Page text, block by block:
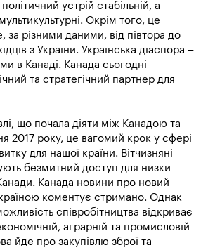
устрій стабільній, а
Окрім того, це
за різними даними, від півтора до
з України. Українська діаспора –
в Канаді. Канада сьогодні –
та стратегічний партнер для
що почала діяти між Канадою та
2017 року, це вагомий крок у сфері
для нашої країни. Вітчизняні
безмитний доступ для низки
Канада новини про новий
коментує стримано. Однак
співробітництва відкриває
аграрній та промисловій
йде про закупівлю зброї та